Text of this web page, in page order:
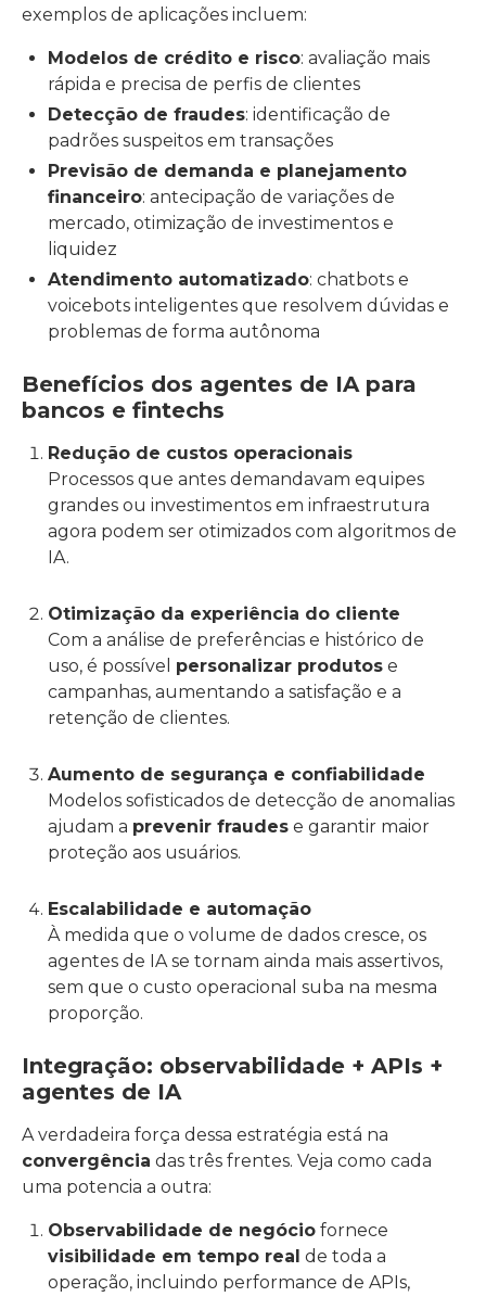
exemplos de aplicações incluem:
Modelos de crédito e risco: avaliação mais
rápida e precisa de perfis de clientes
Detecção de fraudes: identificação de
padrões suspeitos em transações
Previsão de demanda e planejamento
financeiro: antecipação de variações de
mercado, otimização de investimentos e
liquidez
Atendimento automatizado: chatbots e
voicebots inteligentes que resolvem dúvidas e
problemas de forma autônoma
Benefícios dos agentes de IA para
bancos e fintechs
Redução de custos operacionais
Processos que antes demandavam equipes
grandes ou investimentos em infraestrutura
agora podem ser otimizados com algoritmos de
IA.
Otimização da experiência do cliente
Com a análise de preferências e histórico de
uso, é possível personalizar produtos e
campanhas, aumentando a satisfação e a
retenção de clientes.
Aumento de segurança e confiabilidade
Modelos sofisticados de detecção de anomalias
ajudam a prevenir fraudes e garantir maior
proteção aos usuários.
Escalabilidade e automação
À medida que o volume de dados cresce, os
agentes de IA se tornam ainda mais assertivos,
sem que o custo operacional suba na mesma
proporção.
Integração: observabilidade + APIs +
agentes de IA
A verdadeira força dessa estratégia está na
convergência das três frentes. Veja como cada
uma potencia a outra:
Observabilidade de negócio fornece
visibilidade em tempo real de toda a
operação, incluindo performance de APIs,